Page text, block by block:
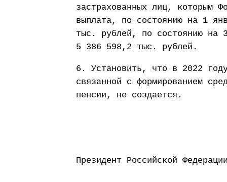
застрахованных лиц, которым
выплата, по состоянию на 1
тыс. рублей, по состоянию на
5 386 598,2 тыс. рублей.
6. Установить, что в 2022
связанной с формированием
пенсии, не создается.
Президент